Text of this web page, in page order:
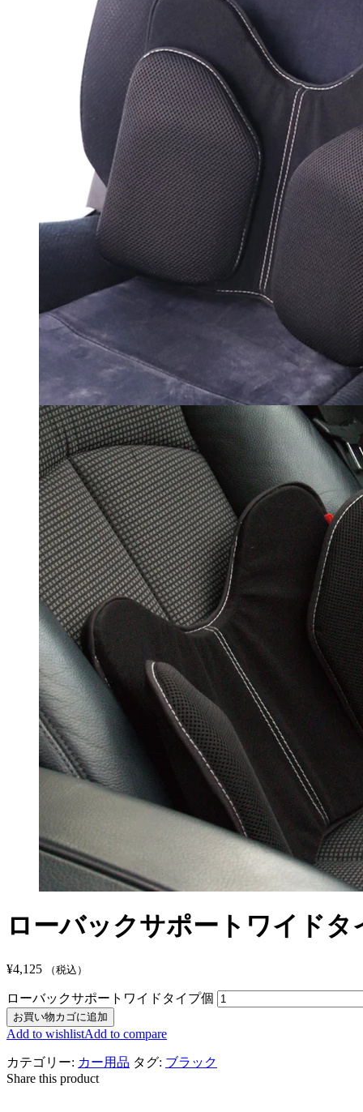
ローバックサポートワイドタ
¥4,125 （税込）
ローバックサポートワイドタイプ個
お買い物カゴに追加
Add to wishlistAdd to compare
カテゴリー: カー用品 タグ: ブラック
Share this product